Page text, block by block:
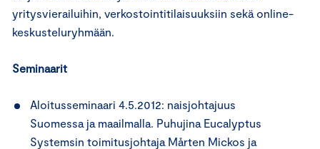
yritysvierailuihin, verkostointitilaisuuksiin sekä online-
keskusteluryhmään.
Seminaarit
Aloitusseminaari 4.5.2012: naisjohtajuus
Suomessa ja maailmalla. Puhujina Eucalyptus
Systemsin toimitusjohtaja Mårten Mickos ja